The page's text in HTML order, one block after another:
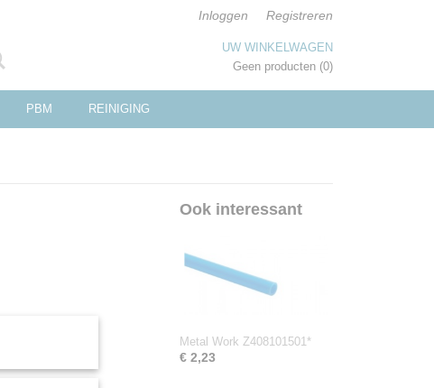
Inloggen Registreren
UW WINKELWAGEN
Geen producten (0)
PBM REINIGING
Ook interessant
Metal Work Z408101501*
€ 2,23